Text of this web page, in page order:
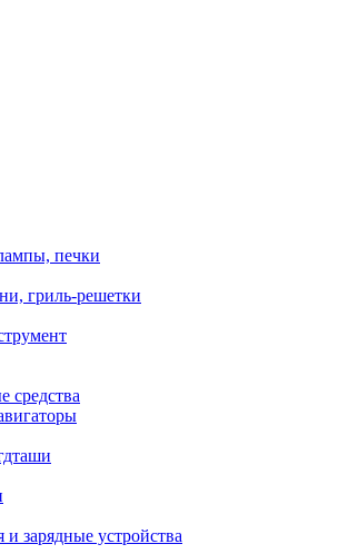
печки
гриль-решетки
средства
зарядные устройства